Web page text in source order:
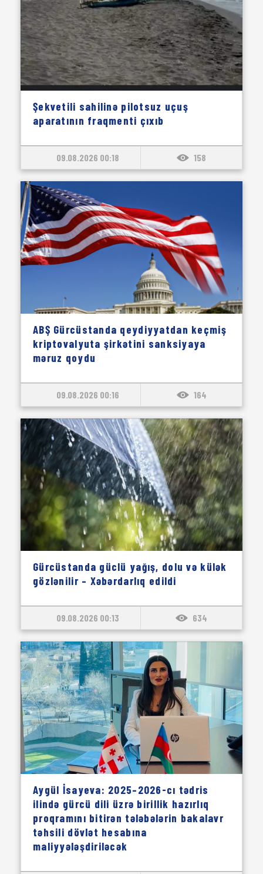
Şekvetili sahilinə pilotsuz uçuş
aparatının fraqmenti çıxıb
09.08.2026 00:18 158
ABŞ Gürcüstanda qeydiyyatdan keçmiş
kriptovalyuta şirkətini sanksiyaya
məruz qoydu
09.08.2026 00:16 164
Gürcüstanda güclü yağış, dolu və külək
gözlənilir – Xəbərdarlıq edildi
09.08.2026 00:13 634
Aygül İsayeva: 2025–2026-cı tədris
ilində gürcü dili üzrə birillik hazırlıq
proqramını bitirən tələbələrin bakalavr
təhsili dövlət hesabına
maliyyələşdiriləcək